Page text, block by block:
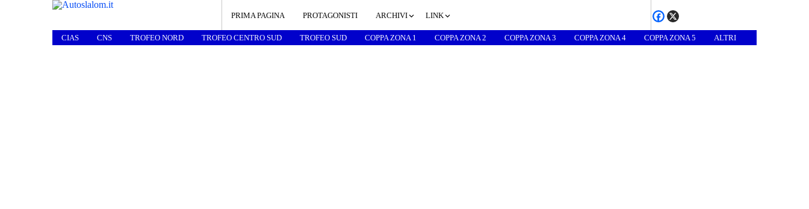
PRIMA PAGINA PROTAGONISTI ARCHIVI LINK
CIAS CNS TROFEO NORD TROFEO CENTRO SUD TROFEO SUD COPPA ZONA 1 COPPA ZONA 2 COPPA ZONA 3 COPPA ZONA 4 COPPA ZONA 5 ALTRI